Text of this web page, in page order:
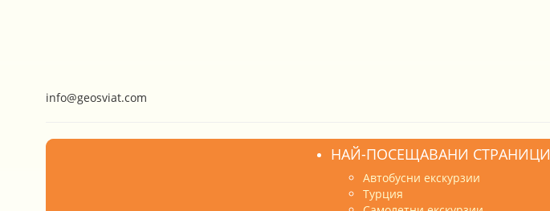
info@geosviat.com
НАЙ-ПОСЕЩАВАНИ СТРАНИЦИ
Автобусни екскурзии
Турция